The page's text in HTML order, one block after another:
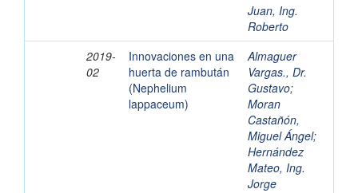
Juan, Ing.
Roberto
2019-
02
Innovaciones en una
huerta de rambután
(Nephelium
lappaceum)
Almaguer
Vargas., Dr.
Gustavo;
Moran
Castañón,
Miguel Ángel;
Hernández
Mateo, Ing.
Jorge